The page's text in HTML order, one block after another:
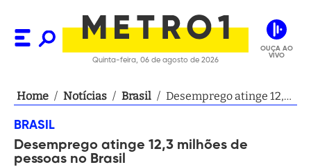
Quinta-feira, 06 de agosto de 2026
OUÇA AO
VIVO
Home / Notícias / Brasil / Desemprego atinge 12,3
BRASIL
Desemprego atinge 12,3 milhões de
pessoas no Brasil